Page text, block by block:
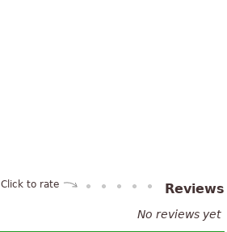
Reviews
Click to rate
No reviews yet